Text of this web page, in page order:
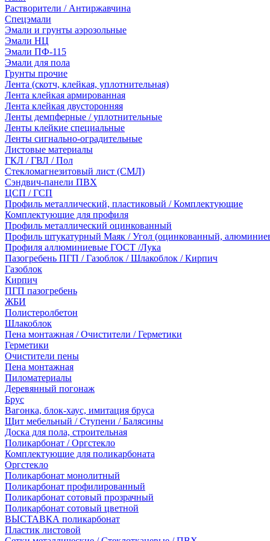
Растворители / Антиржавчина
Спецэмали
Эмали и грунты аэрозольные
Эмали НЦ
Эмали ПФ-115
Эмали для пола
Грунты прочие
Лента (скотч, клейкая, уплотнительная)
Лента клейкая армированная
Лента клейкая двусторонняя
Ленты демпферные / уплотнительные
Ленты клейкие специальные
Ленты сигнально-оградительные
Листовые материалы
ГКЛ / ГВЛ / Пол
Стекломагнезитовый лист (СМЛ)
Сэндвич-панели ПВХ
ЦСП / ГСП
Профиль металлический, пластиковый / Комплектующие
Комплектующие для профиля
Профиль металлический оцинкованный
Профиль штукатурный Маяк / Угол (оцинкованный,
Профиля аллюминиевые ГОСТ /Лука
Пазогребень ПГП / Газоблок / Шлакоблок / Кирпич
Газоблок
Кирпич
ПГП пазогребень
ЖБИ
Полистеролбетон
Шлакоблок
Пена монтажная / Очистители / Герметики
Герметики
Очистители пены
Пена монтажная
Пиломатериалы
Деревянный погонаж
Брус
Вагонка, блок-хаус, имитация бруса
Щит мебельный / Ступени / Балясины
Доска для пола, строительная
Поликарбонат / Оргстекло
Комплектующие для поликарбоната
Оргстекло
Поликарбонат монолитный
Поликарбонат профилированный
Поликарбонат сотовый прозрачный
Поликарбонат сотовый цветной
ВЫСТАВКА поликарбонат
Пластик листовой